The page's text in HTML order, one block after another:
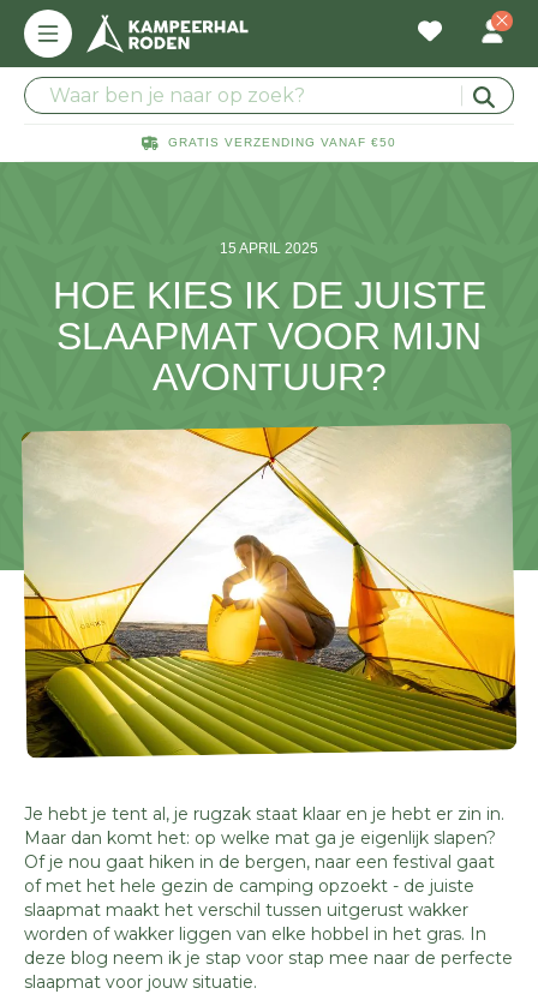
GRATIS VERZENDING VANAF €50
15 APRIL 2025
HOE KIES IK DE JUISTE
SLAAPMAT VOOR MIJN
AVONTUUR?
Je hebt je tent al, je rugzak staat klaar en je hebt er zin in.
Maar dan komt het: op welke mat ga je eigenlijk slapen?
Of je nou gaat hiken in de bergen, naar een festival gaat
of met het hele gezin de camping opzoekt - de juiste
slaapmat maakt het verschil tussen uitgerust wakker
worden of wakker liggen van elke hobbel in het gras. In
deze blog neem ik je stap voor stap mee naar de perfecte
slaapmat voor jouw situatie.